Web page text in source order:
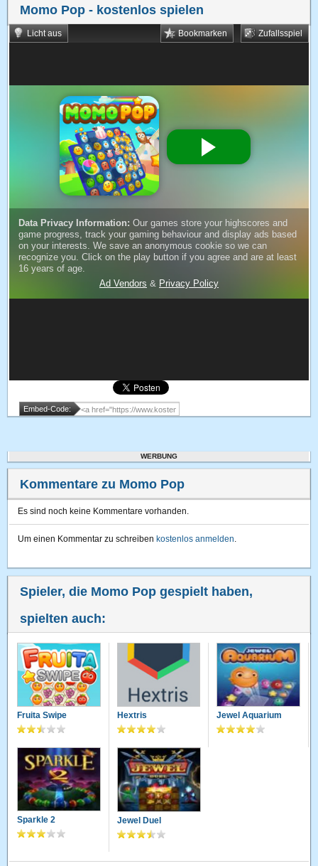
Momo Pop - kostenlos spielen
Licht aus Zufallsspiel
Bookmarken
Embed-Code:
WERBUNG
Kommentare zu Momo Pop
Es sind noch keine Kommentare vorhanden.
Um einen Kommentar zu schreiben kostenlos anmelden.
Spieler, die Momo Pop gespielt haben,
spielten auch:
Fruita Swipe Hextris Jewel Aquarium
Sparkle 2 Jewel Duel